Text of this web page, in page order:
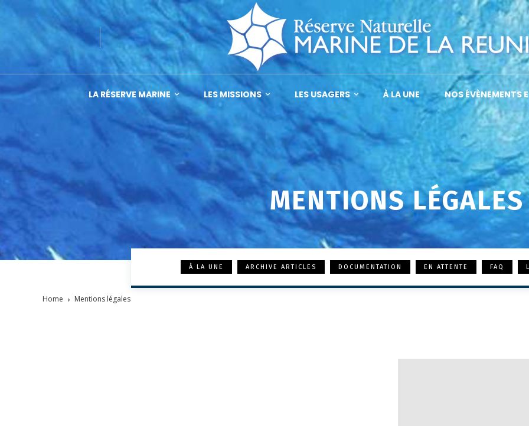
LA RÉSERVE MARINE LES MISSIONS LES USAGERS À LA UNE NOS ÉVÈNEMENTS
MENTIONS LÉGALES
À LA UNE ARCHIVE ARTICLES DOCUMENTATION EN ATTENTE FAQ
Home Mentions légales